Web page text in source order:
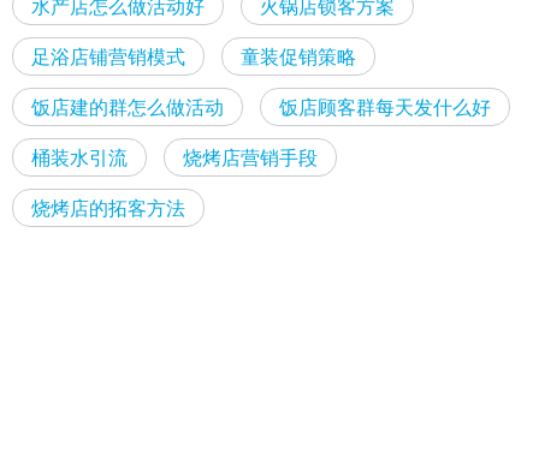
足浴店铺营销模式
童装促销策略
饭店建的群怎么做活动
饭店顾客群每天发什么好
桶装水引流
烧烤店营销手段
烧烤店的拓客方法